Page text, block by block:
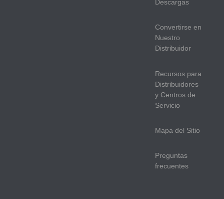
Descargas
Convertirse en
Nuestro
Distribuidor
Recursos para
Distribuidores
y Centros de
Servicio
Mapa del Sitio
Preguntas
frecuentes